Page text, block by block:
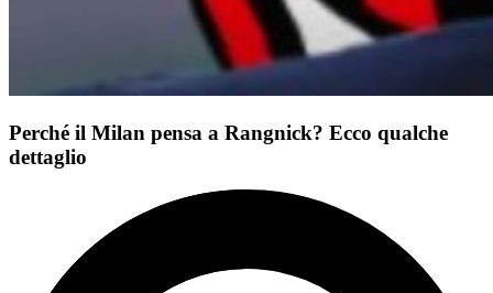
Perché il Milan pensa a Rangnick? Ecco qualche
dettaglio